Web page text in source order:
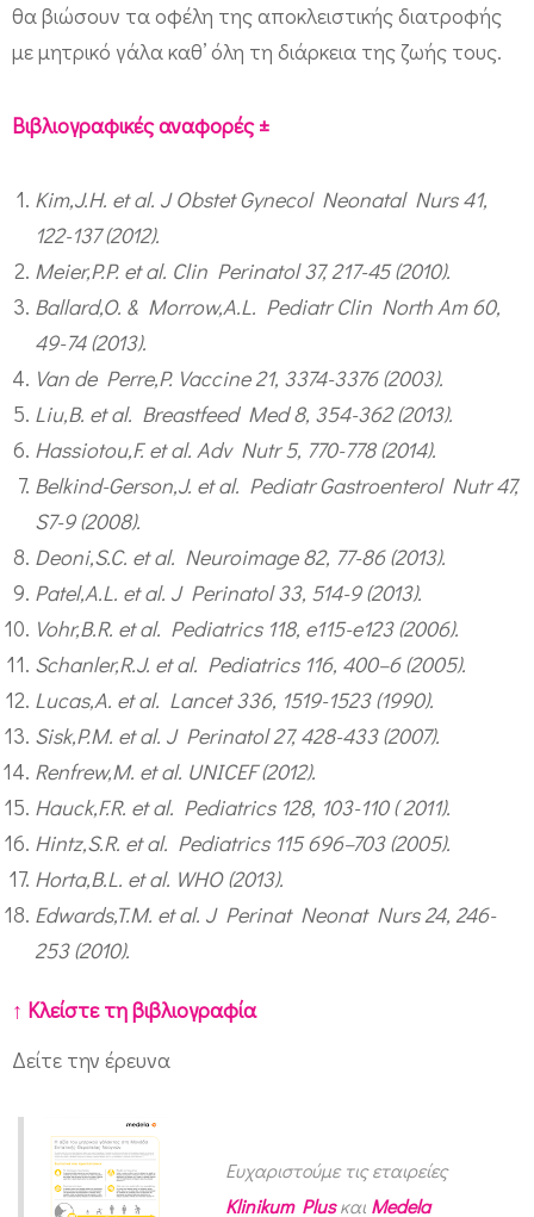
θα βιώσουν τα οφέλη της αποκλειστικής διατροφής
με μητρικό γάλα καθ’ όλη τη διάρκεια της ζωής τους.
Βιβλιογραφικές αναφορές ±
Kim,J.H. et al. J Obstet Gynecol Neonatal Nurs 41,
122-137 (2012).
Meier,P.P. et al. Clin Perinatol 37, 217-45 (2010).
Ballard,O. & Morrow,A.L. Pediatr Clin North Am 60,
49-74 (2013).
Van de Perre,P. Vaccine 21, 3374-3376 (2003).
Liu,B. et al. Breastfeed Med 8, 354-362 (2013).
Hassiotou,F. et al. Adv Nutr 5, 770-778 (2014).
Belkind-Gerson,J. et al. Pediatr Gastroenterol Nutr 47,
S7-9 (2008).
Deoni,S.C. et al. Neuroimage 82, 77-86 (2013).
Patel,A.L. et al. J Perinatol 33, 514-9 (2013).
Vohr,B.R. et al. Pediatrics 118, e115-e123 (2006).
Schanler,R.J. et al. Pediatrics 116, 400–6 (2005).
Lucas,A. et al. Lancet 336, 1519-1523 (1990).
Sisk,P.M. et al. J Perinatol 27, 428-433 (2007).
Renfrew,M. et al. UNICEF (2012).
Hauck,F.R. et al. Pediatrics 128, 103-110 ( 2011).
Hintz,S.R. et al. Pediatrics 115 696–703 (2005).
Horta,B.L. et al. WHO (2013).
Edwards,T.M. et al. J Perinat Neonat Nurs 24, 246-
253 (2010).
↑ Κλείστε τη βιβλιογραφία
Δείτε την έρευνα
Ευχαριστούμε τις εταιρείες
Klinikum Plus και Medela